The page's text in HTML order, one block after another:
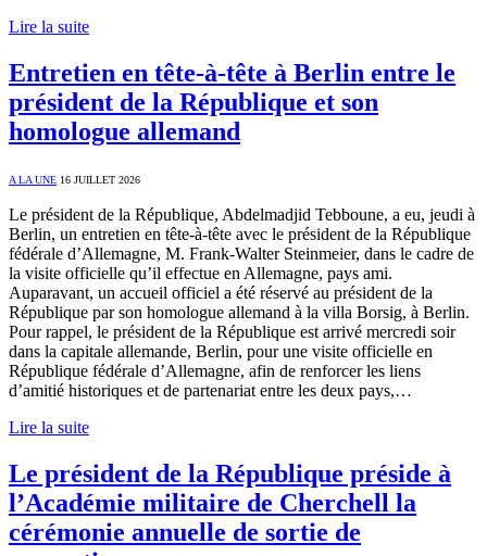
Lire la suite
Entretien en tête-à-tête à Berlin entre le
président de la République et son
homologue allemand
A LA UNE 16 JUILLET 2026
Le président de la République, Abdelmadjid Tebboune, a eu, jeudi à
Berlin, un entretien en tête-à-tête avec le président de la République
fédérale d’Allemagne, M. Frank-Walter Steinmeier, dans le cadre de
la visite officielle qu’il effectue en Allemagne, pays ami.
Auparavant, un accueil officiel a été réservé au président de la
République par son homologue allemand à la villa Borsig, à Berlin.
Pour rappel, le président de la République est arrivé mercredi soir
dans la capitale allemande, Berlin, pour une visite officielle en
République fédérale d’Allemagne, afin de renforcer les liens
d’amitié historiques et de partenariat entre les deux pays,…
Lire la suite
Le président de la République préside à
l’Académie militaire de Cherchell la
cérémonie annuelle de sortie de